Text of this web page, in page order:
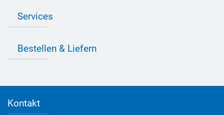
Presse
Jobs
Referenzen
Farbvielfalt
Informationen zu Prüfzeichen
Services
Farbempfehlungen
Verbrauchsrechner
Medienportal
Bestellen & Liefern
Bestelloptionen
Elektronischer Rechnungsversand
Kontakt